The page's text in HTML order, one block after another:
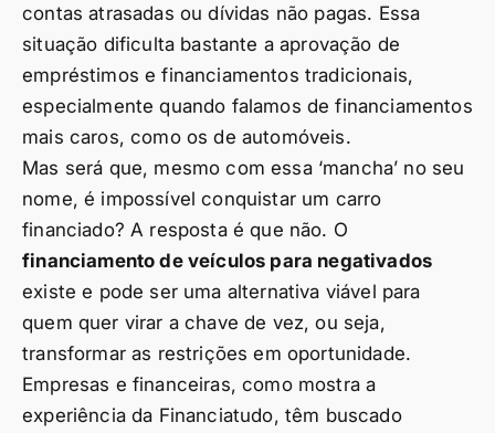
contas atrasadas ou dívidas não pagas. Essa
situação dificulta bastante a aprovação de
empréstimos e financiamentos tradicionais,
especialmente quando falamos de financiamentos
mais caros, como os de automóveis.
Mas será que, mesmo com essa ‘mancha’ no seu
nome, é impossível conquistar um carro
financiado? A resposta é que não. O
financiamento de veículos para negativados
existe e pode ser uma alternativa viável para
quem quer virar a chave de vez, ou seja,
transformar as restrições em oportunidade.
Empresas e financeiras, como mostra a
experiência da Financiatudo, têm buscado